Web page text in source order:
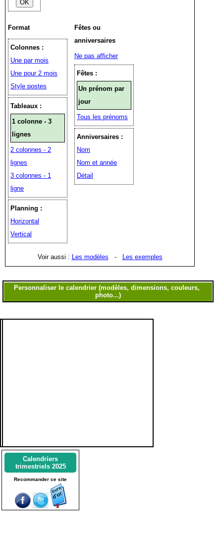
Format
Colonnes :
Une par mois
Une pour 2 mois
Style postes
Tableaux :
1 colonne - 3
lignes
2 colonnes - 2
lignes
3 colonnes - 1
ligne
Planning :
Horizontal
Vertical
Fêtes ou
anniversaires
Ne pas afficher
Fêtes :
Un prénom par
jour
Tous les prénoms
Anniversaires :
Nom
Nom et année
Détail
Voir aussi : Les modèles - Les exemples
Calendriers
trimestriels 2025
Recommander ce site